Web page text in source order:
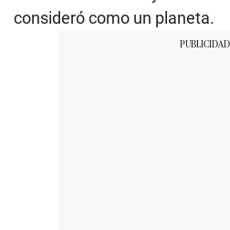
consideró como un planeta.